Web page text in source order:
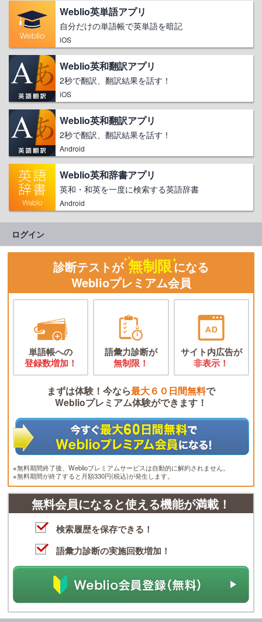
Weblio英単語アプリ
自分だけの単語帳で英単語を暗記
iOS
Weblio英和翻訳アプリ
2秒で翻訳、翻訳結果を話す！
iOS
Weblio英和翻訳アプリ
2秒で翻訳、翻訳結果を話す！
Android
Weblio英和辞書アプリ
英和・和英を一度に検索する英語辞書
Android
ログイン
診断テストが 無制限になる
Weblioプレミアム会員
単語帳への
登録数増加！
語彙力診断が
無制限！
サイト内広告が
非表示！
まずは体験！今なら最大６０日間無料で
Weblioプレミアム体験ができます！
※無料期間終了後、Weblioプレミアムサービスは自動的に解約されません。
※無料期間が終了すると月額330円(税込)が発生します。
無料会員になると使える機能が満載！
検索履歴を保存できる！
語彙力診断の実施回数増加！